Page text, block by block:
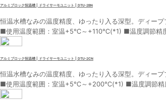
アルミブロック恒温槽 | ドライサーモユニット | DTU-2BN
恒温水槽なみの温度精度、ゆったり入る深型。ディー
■使用温度範囲：室温+5℃～+110℃(*1) ■温度調節精
アルミブロック恒温槽 | ドライサーモユニット | DTU-2CN
恒温水槽なみの温度精度、ゆったり入る深型。ディー
■使用温度範囲：室温+5℃～+200℃(*1) ■温度調節